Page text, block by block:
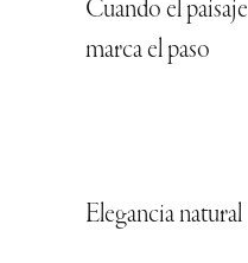
Cuando el paisaje
marca el paso
Elegancia natural